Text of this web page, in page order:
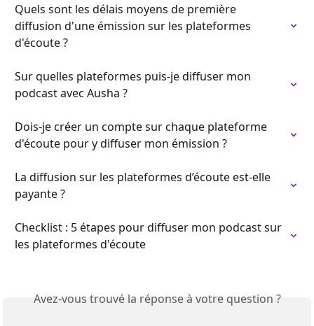
Quels sont les délais moyens de première
diffusion d'une émission sur les plateformes
d'écoute ?
Sur quelles plateformes puis-je diffuser mon
podcast avec Ausha ?
Dois-je créer un compte sur chaque plateforme
d'écoute pour y diffuser mon émission ?
La diffusion sur les plateformes d’écoute est-elle
payante ?
Checklist : 5 étapes pour diffuser mon podcast sur
les plateformes d'écoute
Avez-vous trouvé la réponse à votre question ?